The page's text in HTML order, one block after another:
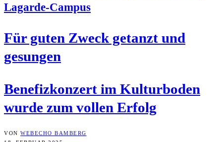
Lagarde-Campus
Für guten Zweck getanzt und
gesungen
Bene­fiz­kon­zert im Kul­tur­bo­den
wur­de zum vol­len Erfolg
VON WEBECHO BAMBERG